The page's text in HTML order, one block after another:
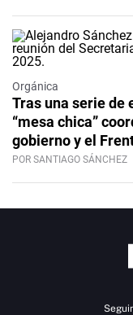
Orgánica
Tras una serie de
“mesa chica”
gobierno y el
POR SANTIAGO SÁNCHEZ